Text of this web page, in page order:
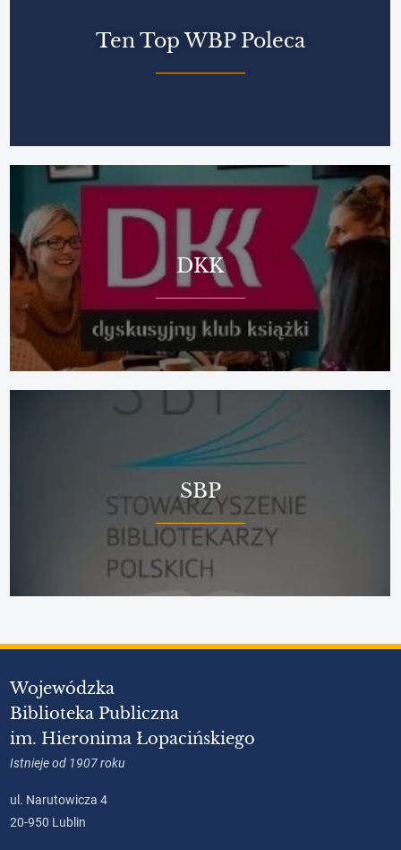
Ten Top WBP Poleca
DKK
SBP
Wojewódzka
Biblioteka Publiczna
im. Hieronima Łopacińskiego
Istnieje od 1907 roku
ul. Narutowicza 4
20-950 Lublin